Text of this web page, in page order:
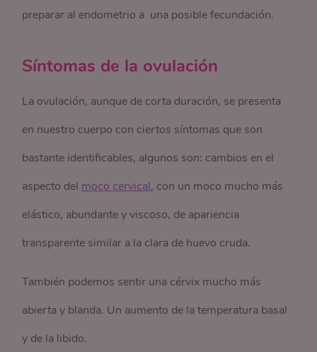
preparar al endometrio a una posible fecundación.
Síntomas de la ovulación
La ovulación, aunque de corta duración, se presenta
en nuestro cuerpo con ciertos síntomas que son
bastante identificables, algunos son: cambios en el
aspecto del moco cervical, con un moco mucho más
elástico, abundante y viscoso, de apariencia
transparente similar a la clara de huevo cruda.
También podemos sentir una cérvix mucho más
abierta y blanda. Un aumento de la temperatura basal
y de la libido.